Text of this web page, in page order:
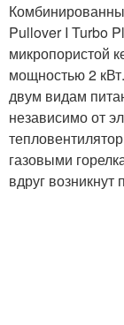
Pullover I Turbo
микропористой
мощностью 2
двум видам
независимо от
газовыми
вдруг